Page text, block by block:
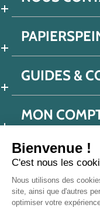
Bienvenue !
C'est nous les
Nous utilisons des
site, ainsi que d'autres
optimiser votre
GUIDES &
MON
Politique de